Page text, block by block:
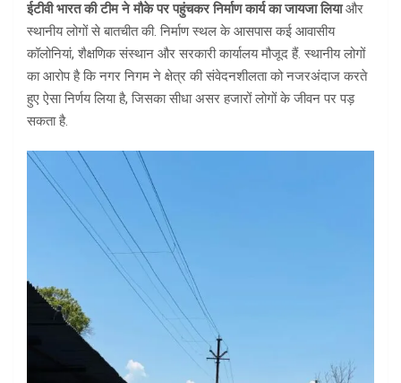
ईटीवी भारत की टीम ने मौके पर पहुंचकर निर्माण कार्य का जायजा लियाऔर
स्थानीय लोगों से बातचीत की. निर्माण स्थल के आसपास कई आवासीय
कॉलोनियां, शैक्षणिक संस्थान और सरकारी कार्यालय मौजूद हैं. स्थानीय लोगों
का आरोप है कि नगर निगम ने क्षेत्र की संवेदनशीलता को नजरअंदाज करते
हुए ऐसा निर्णय लिया है, जिसका सीधा असर हजारों लोगों के जीवन पर पड़
सकता है.